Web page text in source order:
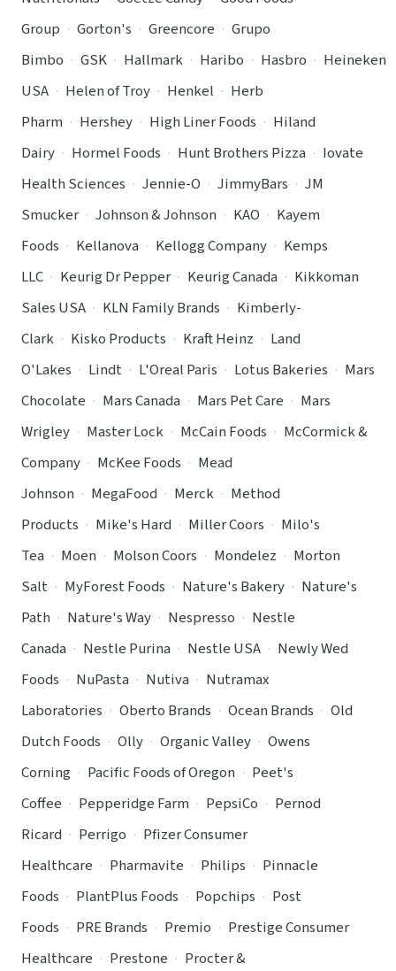
Group · Gorton's · Greencore · Grupo
Bimbo · GSK · Hallmark · Haribo · Hasbro · Heineken
USA · Helen of Troy · Henkel · Herb
Pharm · Hershey · High Liner Foods · Hiland
Dairy · Hormel Foods · Hunt Brothers Pizza · Iovate
Health Sciences · Jennie-O · JimmyBars · JM
Smucker · Johnson & Johnson · KAO · Kayem
Foods · Kellanova · Kellogg Company · Kemps
LLC · Keurig Dr Pepper · Keurig Canada · Kikkoman
Sales USA · KLN Family Brands · Kimberly-
Clark · Kisko Products · Kraft Heinz · Land
O'Lakes · Lindt · L'Oreal Paris · Lotus Bakeries · Mars
Chocolate · Mars Canada · Mars Pet Care · Mars
Wrigley · Master Lock · McCain Foods · McCormick &
Company · McKee Foods · Mead
Johnson · MegaFood · Merck · Method
Products · Mike's Hard · Miller Coors · Milo's
Tea · Moen · Molson Coors · Mondelez · Morton
Salt · MyForest Foods · Nature's Bakery · Nature's
Path · Nature's Way · Nespresso · Nestle
Canada · Nestle Purina · Nestle USA · Newly Wed
Foods · NuPasta · Nutiva · Nutramax
Laboratories · Oberto Brands · Ocean Brands · Old
Dutch Foods · Olly · Organic Valley · Owens
Corning · Pacific Foods of Oregon · Peet's
Coffee · Pepperidge Farm · PepsiCo · Pernod
Ricard · Perrigo · Pfizer Consumer
Healthcare · Pharmavite · Philips · Pinnacle
Foods · PlantPlus Foods · Popchips · Post
Foods · PRE Brands · Premio · Prestige Consumer
Healthcare · Prestone · Procter &